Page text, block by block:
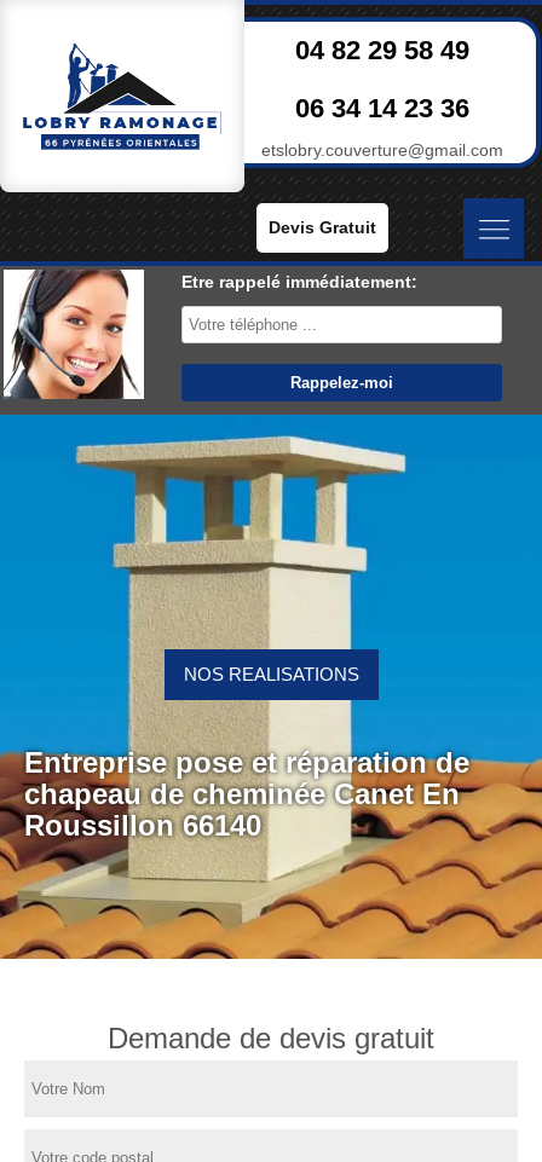
04 82 29 58 49
06 34 14 23 36
etslobry.couverture@gmail.com
Devis Gratuit
Etre rappelé immédiatement:
Entreprise pose et réparation de
chapeau de cheminée Canet En
Roussillon 66140
NOS REALISATIONS
Demande de devis gratuit